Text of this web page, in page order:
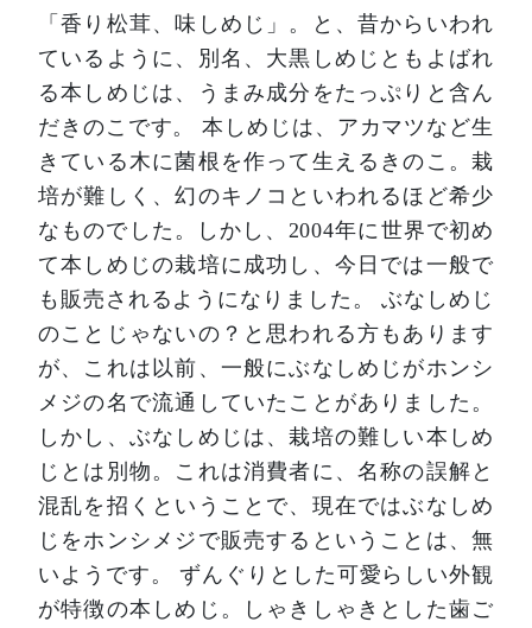
「香り松茸、味しめじ」。と、昔からいわれ
ているように、別名、大黒しめじともよばれ
る本しめじは、うまみ成分をたっぷりと含ん
だきのこです。
本しめじは、アカマツなど生
きている木に菌根を作って生えるきのこ。栽
培が難しく、幻のキノコといわれるほど希少
なものでした。しかし、2004年に世界で初め
て本しめじの栽培に成功し、今日では一般で
も販売されるようになりました。
ぶなしめじ
のことじゃないの？と思われる方もあります
が、これは以前、一般にぶなしめじがホンシ
メジの名で流通していたことがありました。
しかし、ぶなしめじは、栽培の難しい本しめ
じとは別物。これは消費者に、名称の誤解と
混乱を招くということで、現在ではぶなしめ
じをホンシメジで販売するということは、無
いようです。
ずんぐりとした可愛らしい外観
が特徴の本しめじ。しゃきしゃきとした歯ご